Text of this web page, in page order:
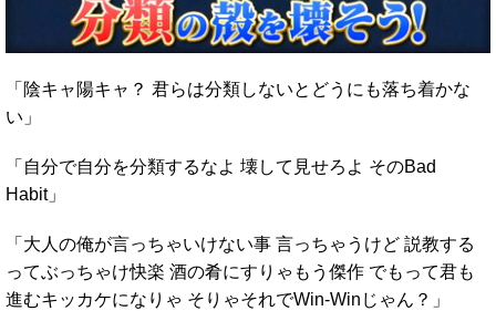
「陰キャ陽キャ？ 君らは分類しないとどうにも落ち着かな
い」
「自分で自分を分類するなよ 壊して見せろよ そのBad
Habit」
「大人の俺が言っちゃいけない事 言っちゃうけど 説教する
ってぶっちゃけ快楽 酒の肴にすりゃもう傑作 でもって君も
進むキッカケになりゃ そりゃそれでWin-Winじゃん？」